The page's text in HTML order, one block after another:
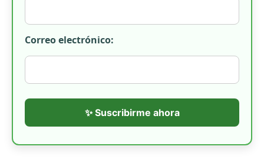
Correo electrónico:
✨ Suscribirme ahora